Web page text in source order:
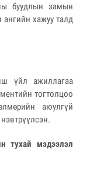
буудлын замын
ангийн хажуу талд
үйл ажиллагаа
тогтолцоо
аюулгүй
тухай мэдээлэл